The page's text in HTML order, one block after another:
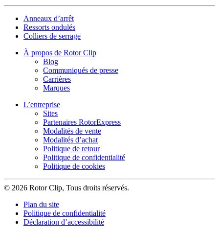
Anneaux d’arrêt
Ressorts ondulés
Colliers de serrage
À propos de Rotor Clip
Blog
Communiqués de presse
Carrières
Marques
L’entreprise
Sites
Partenaires RotorExpress
Modalités de vente
Modalités d’achat
Politique de retour
Politique de confidentialité
Politique de cookies
© 2026 Rotor Clip, Tous droits réservés.
Plan du site
Politique de confidentialité
Déclaration d’accessibilité